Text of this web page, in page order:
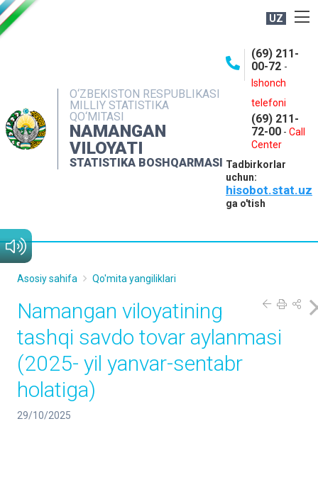
UZ
O‘ZBEKISTON RESPUBLIKASI
MILLIY STATISTIKA
QO‘MITASI
NAMANGAN
VILOYATI
STATISTIKA BOSHQARMASI
(69) 211-
00-72 -
Ishonch
telefoni
(69) 211-
72-00 - Call
Center
Tadbirkorlar
uchun:
hisobot.stat.uz
ga o'tish
NASHRLAR
INTERAKTIV XIZMATLAR
MATBUOT XIZMATI
MUROJAATLAR
Asosiy sahifa Qo'mita yangiliklari
Namangan viloyatining
tashqi savdo tovar aylanmasi
(2025- yil yanvar-sentabr
holatiga)
29/10/2025